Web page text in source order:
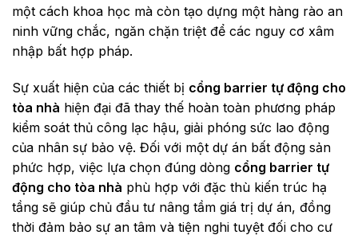
một cách khoa học mà còn tạo dựng một hàng rào an
ninh vững chắc, ngăn chặn triệt để các nguy cơ xâm
nhập bất hợp pháp.
Sự xuất hiện của các thiết bị cổng barrier tự động cho
tòa nhà hiện đại đã thay thế hoàn toàn phương pháp
kiểm soát thủ công lạc hậu, giải phóng sức lao động
của nhân sự bảo vệ. Đối với một dự án bất động sản
phức hợp, việc lựa chọn đúng dòng cổng barrier tự
động cho tòa nhà phù hợp với đặc thù kiến trúc hạ
tầng sẽ giúp chủ đầu tư nâng tầm giá trị dự án, đồng
thời đảm bảo sự an tâm và tiện nghi tuyệt đối cho cư